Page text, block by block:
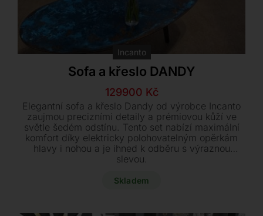
Incanto
Sofa a křeslo DANDY
Původní
cena
byla:
266700 Kč.
129900 Kč
Aktuální
cena
je:
129900 Kč.
Elegantní sofa a křeslo Dandy od výrobce Incanto
zaujmou precizními detaily a prémiovou kůží ve
světle šedém odstínu. Tento set nabízí maximální
komfort díky elektricky polohovatelným opěrkám
hlavy i nohou a je ihned k odběru s výraznou
slevou.
Skladem